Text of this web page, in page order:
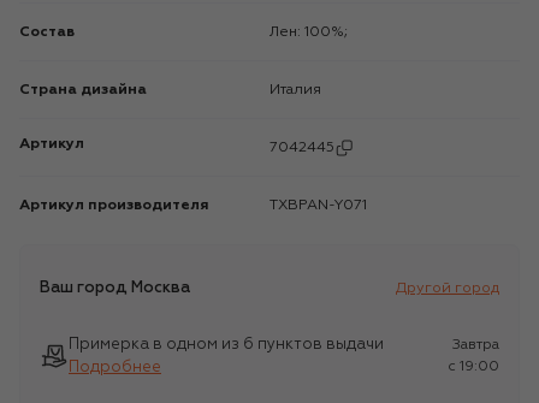
Состав Лен: 100%;
Страна дизайна Италия
Артикул 7042445
Артикул производителя TXBPAN-Y071
Ваш город Москва Другой город
Примерка в одном из 6 пунктов выдачи
Подробнее
Завтра
c 19:00